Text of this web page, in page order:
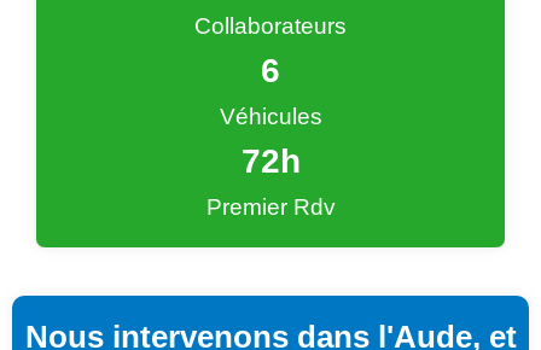
Collaborateurs
Véhicules
6
Premier Rdv
72h
Nous intervenons dans l'Aude, et